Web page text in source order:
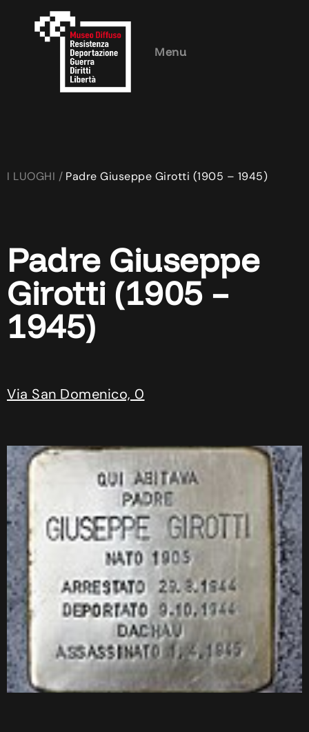
Menu
I LUOGHI / Padre Giuseppe Girotti (1905 – 1945)
Padre Giuseppe
Girotti (1905 –
1945)
Via San Domenico, 0